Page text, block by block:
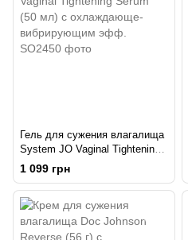
Гель для сужения влагалища
System JO Vaginal Tightening
Serum (50 мл) с охлаждающе-
вибрирующим эфф.
1 099 грн